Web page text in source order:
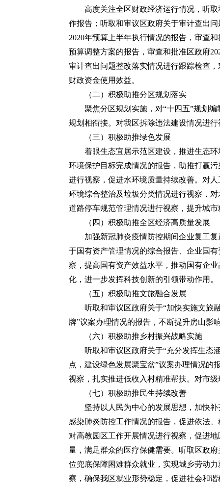
高度关注全区财政经济运行情况，听取
作报告；听取和审议区政府关于审计查出
2020年预算上半年执行情况的报告，审查
预算调整方案的报告，审查和批准区政府
审计查出问题整改落实情况进行跟踪检查
财政资金使用效益。
（二）积极助推分区规划落实
聚焦分区规划实施，对“十四五”规划编
规划相衔接。对我区拆除违法建设情况进
（三）积极助推绿色发展
着眼生态宜居示范区建设，推进生态环
环境保护目标完成情况的报告，助推打赢
进行视察，促进水环境质量持续改善。对
环境综合整治及垃圾分类情况进行视察，
道路停车规范管理情况进行视察，提升城
（四）积极助推全区经济高质量发展
加强新冠肺炎疫情防控期间企业复工复
于国有资产管理情况的综合报告、企业国
察，提高国有资产效益水平，推动国有企
化，进一步发挥科技创新的引领带动作用。
（五）积极助推文旅融合发展
听取和审议区政府关于“加快实施文旅融
牌”议案办理情况的报告，不断提升房山影
（六）积极助推乡村振兴战略实施
听取和审议区政府关于“充分发挥生态涵
点，建设绿色发展聚宝盆”议案办理情况的
视察，扎实推进低收入村精准帮扶。对市
（七）积极助推民生持续改善
坚持以人民为中心的发展思想，加快补
感染肺炎防控工作情况的报告，促进依法
对高教园区工作开展情况进行视察，促进
量，满足群众的医疗保健需要。听取区政
位兜底保障困难群众就业，实现城乡劳动
察，确保我区就业形势稳定，促进社会和